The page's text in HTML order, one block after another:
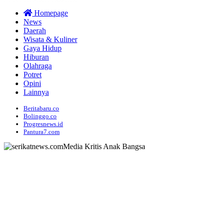
Homepage
News
Daerah
Wisata & Kuliner
Gaya Hidup
Hiburan
Olahraga
Potret
Opini
Lainnya
Beritabaru.co
Bolinggo.co
Progresnews.id
Pantura7.com